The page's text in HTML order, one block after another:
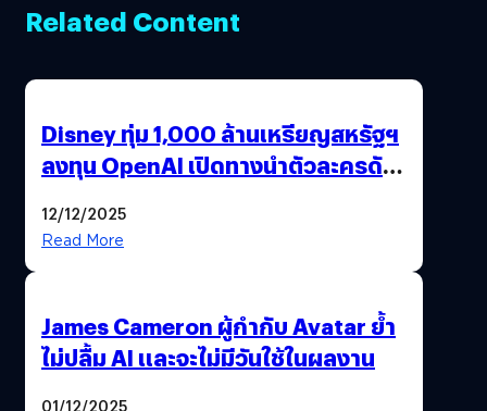
Related Content
Disney ทุ่ม 1,000 ล้านเหรียญสหรัฐฯ
ลงทุน OpenAI เปิดทางนำตัวละครดัง
12/12/2025
Read More
James Cameron ผู้กำกับ Avatar ย้ำ
ไม่ปลื้ม AI และจะไม่มีวันใช้ในผลงาน
01/12/2025